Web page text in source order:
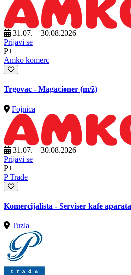
31.07. – 30.08.2026
Prijavi se
P+
Amko komerc
Trgovac - Magacioner (m/ž)
Fojnica
31.07. – 30.08.2026
Prijavi se
P+
P Trade
Komercijalista - Serviser kafe aparata
Tuzla